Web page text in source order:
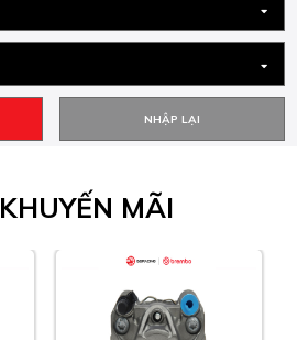
KHUYẾN MÃI